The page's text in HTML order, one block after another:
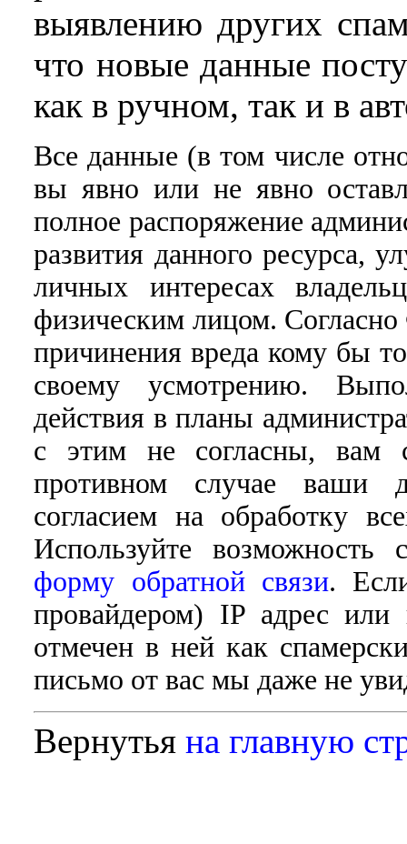
выявлению других
что новые данные
как в ручном, так и в
Все данные (в том числе
вы явно или не явно
полное распоряжение
развития данного ресурса,
личных интересах
физическим лицом.
причинения вреда кому бы
своему усмотрению.
действия в планы
с этим не согласны, вам
противном случае ваши
согласием на обработку
Используйте
форму обратной связи.
провайдером) IP адрес
отмечен в ней как
письмо от вас мы даже не
Вернутьяна главную